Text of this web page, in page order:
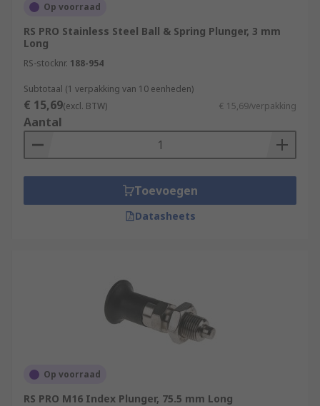
Op voorraad
RS PRO Stainless Steel Ball & Spring Plunger, 3 mm
Long
RS-stocknr. 188-954
Subtotaal (1 verpakking van 10 eenheden)
€ 15,69(excl. BTW) € 15,69/verpakking
Aantal
Toevoegen
Datasheets
Op voorraad
RS PRO M16 Index Plunger, 75.5 mm Long